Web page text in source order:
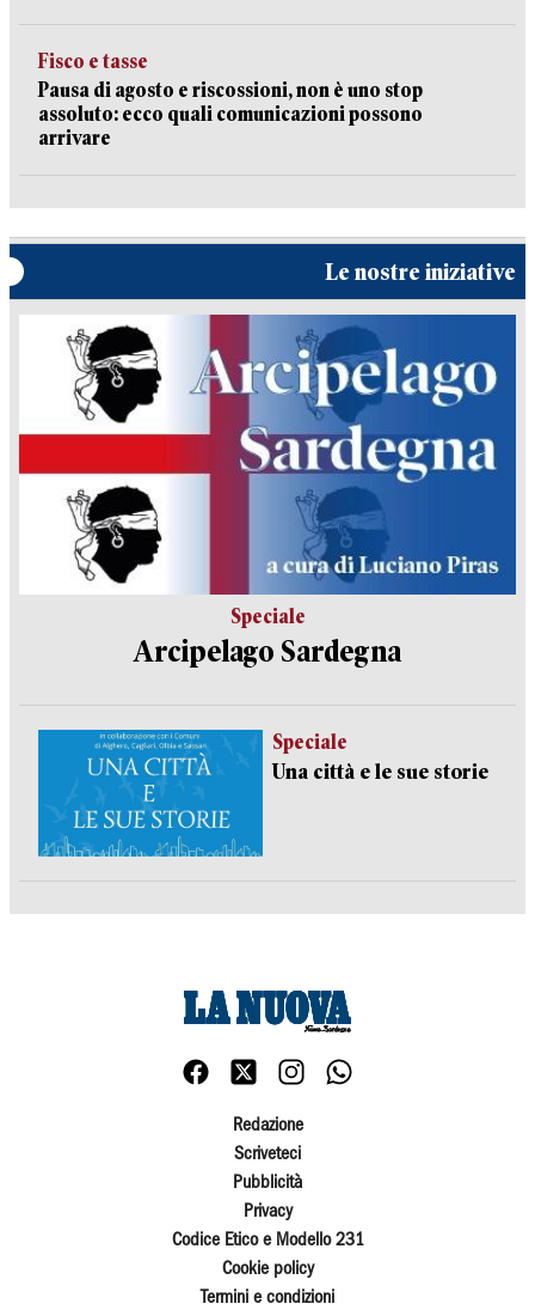
Fisco e tasse
Pausa di agosto e riscossioni, non è uno stop
assoluto: ecco quali comunicazioni possono
arrivare
Le nostre iniziative
Speciale
Arcipelago Sardegna
Speciale
Una città e le sue storie
Redazione
Scriveteci
Pubblicità
Privacy
Codice Etico e Modello 231
Cookie policy
Termini e condizioni